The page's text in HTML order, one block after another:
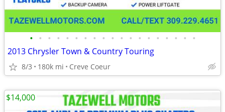
• • • • • • • • • • • • • • • • • • •
2013 Chrysler Town & Country Touring
8/3 180k mi Creve Coeur
$14,000